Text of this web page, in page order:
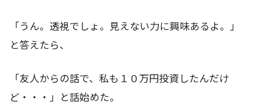
「うん。透視でしょ。見えない力に興味あるよ。」
と答えたら、
「友人からの話で、私も１０万円投資したんだけ
ど・・・」と話始めた。